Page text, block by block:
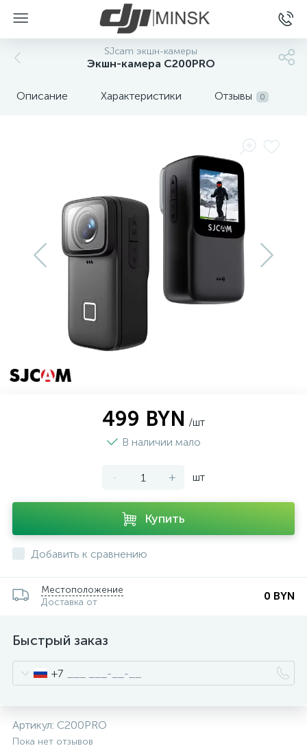
SJcam экшн-камеры
Экшн-камера C200PRO
Описание Характеристики Отзывы 0
499 BYN /шт
В наличии мало
- + шт
Купить
Добавить к сравнению
Местоположение
Доставка от
0 BYN
Быстрый заказ
+7
Артикул: C200PRO
Пока нет отзывов